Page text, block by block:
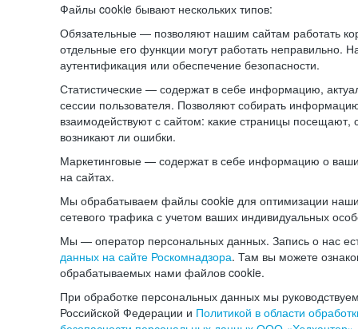
Файлы cookie бывают нескольких типов:
Обязательные — позволяют нашим сайтам работать
отдельные его функции могут работать неправильно.
аутентификация или обеспечение безопасности.
Статистические — содержат в себе информацию,
сессии пользователя. Позволяют собирать
взаимодействуют с сайтом: какие страницы посещают,
возникают ли ошибки.
Маркетинговые — содержат в себе информацию о
на сайтах.
Мы обрабатываем файлы cookie для оптимизации
сетевого трафика с учетом ваших индивидуальных
Мы — оператор персональных данных. Запись о нас
данных на сайте Роскомнадзора. Там вы можете
обрабатываемых нами файлов cookie.
При обработке персональных данных мы
Российской Федерации и Политикой в области